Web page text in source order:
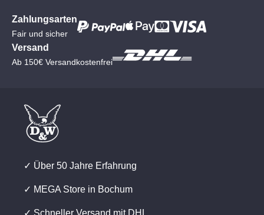
Zahlungsarten
Fair und sicher
Versand
Ab 150€ Versandkostenfrei
✓ Über 50 Jahre Erfahrung
✓ MEGA Store in Bochum
✓ Schneller Versand mit DHL